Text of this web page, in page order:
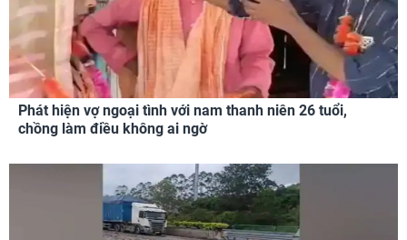
Phát hiện vợ ngoại tình với nam thanh niên 26 tuổi,
chồng làm điều không ai ngờ